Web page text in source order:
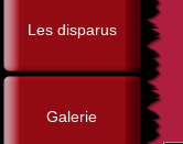
Les disparus
Galerie